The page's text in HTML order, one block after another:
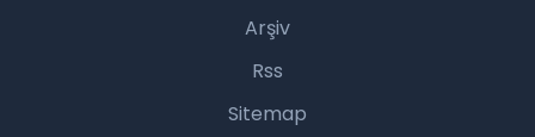
Arşiv
Rss
Sitemap